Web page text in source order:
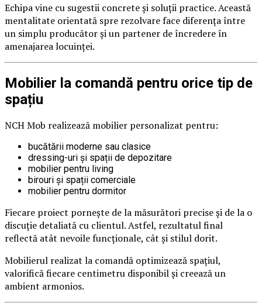
Echipa vine cu sugestii concrete și soluții practice. Această
mentalitate orientată spre rezolvare face diferența între
un simplu producător și un partener de încredere în
amenajarea locuinței.
Mobilier la comandă pentru orice tip de
spațiu
NCH Mob realizează mobilier personalizat pentru:
bucătării moderne sau clasice
dressing-uri și spații de depozitare
mobilier pentru living
birouri și spații comerciale
mobilier pentru dormitor
Fiecare proiect pornește de la măsurători precise și de la o
discuție detaliată cu clientul. Astfel, rezultatul final
reflectă atât nevoile funcționale, cât și stilul dorit.
Mobilierul realizat la comandă optimizează spațiul,
valorifică fiecare centimetru disponibil și creează un
ambient armonios.